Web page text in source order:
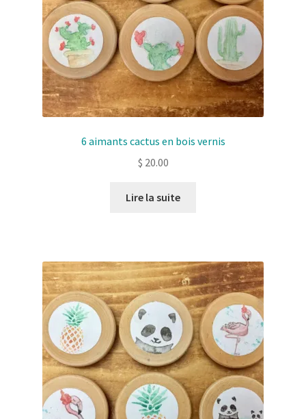
6 aimants cactus en bois vernis
$ 20.00
Lire la suite